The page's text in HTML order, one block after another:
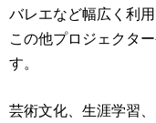
バレエなど幅広く利用
この他プロジェクタ
す。
芸術文化、生涯学習